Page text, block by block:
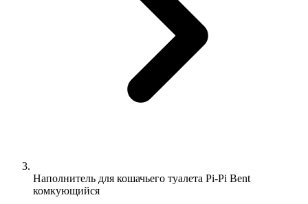
Наполнитель для кошачьего туалета Pi-Pi Bent
комкующийся